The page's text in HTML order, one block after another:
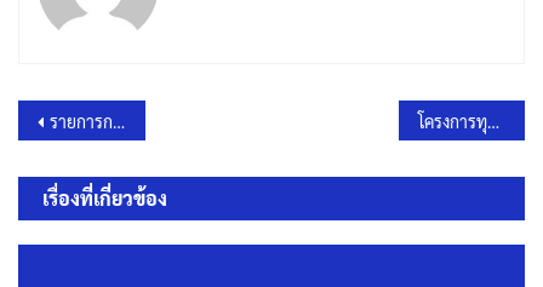
แนะแนว
เรื่อง
รายการการจัดซื้อจัดจ้างหรือการจัดหาพัสดุ ปีงบประมาณ พ.ศ. 2568 โครงการทุนการศึกษาฯ ประจำปีงบประมาณ พ.ศ.2568
เรื่องที่เกี่ยวข้อง